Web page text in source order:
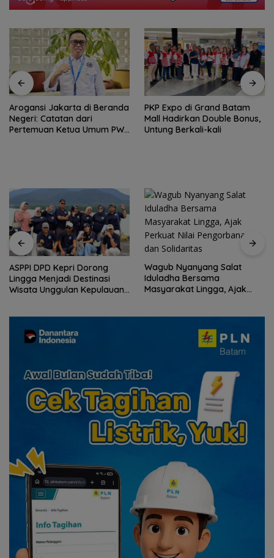
PKP Expo di Grand Batam
Mall Hadirkan Double Bonus,
Untung Berkali-kali
Amsakar Achmad Resmi
Buka Batam Grassroot
Football Festival 2026, Buka
Wagub Nyanyang Salat
Iduladha Bersama
Masyarakat Lingga, Ajak
Peringati HPN 2026,
Komunitas Jurnalis Kepri
Gelar Syukuran hingga